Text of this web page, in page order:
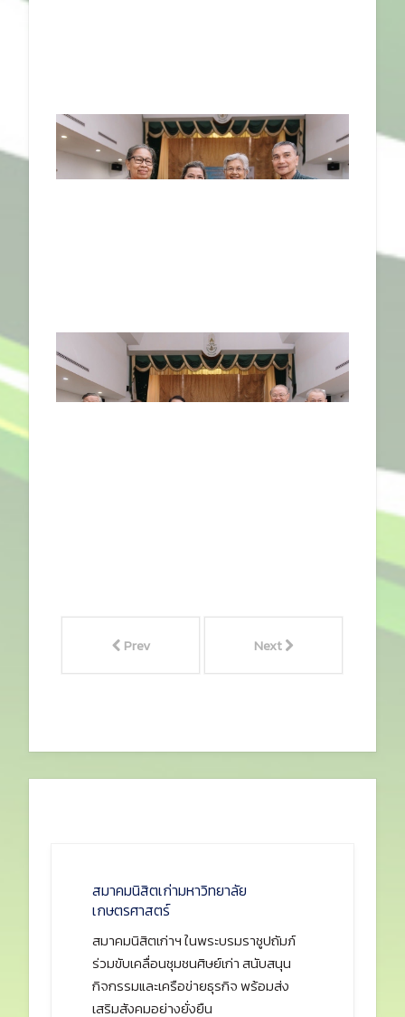
Prev Next
สมาคมนิสิตเก่ามหาวิทยาลัย
เกษตรศาสตร์
สมาคมนิสิตเก่าฯ ในพระบรมราชูปถัมภ์
ร่วมขับเคลื่อนชุมชนศิษย์เก่า สนับสนุน
กิจกรรมและเครือข่ายธุรกิจ พร้อมส่ง
เสริมสังคมอย่างยั่งยืน